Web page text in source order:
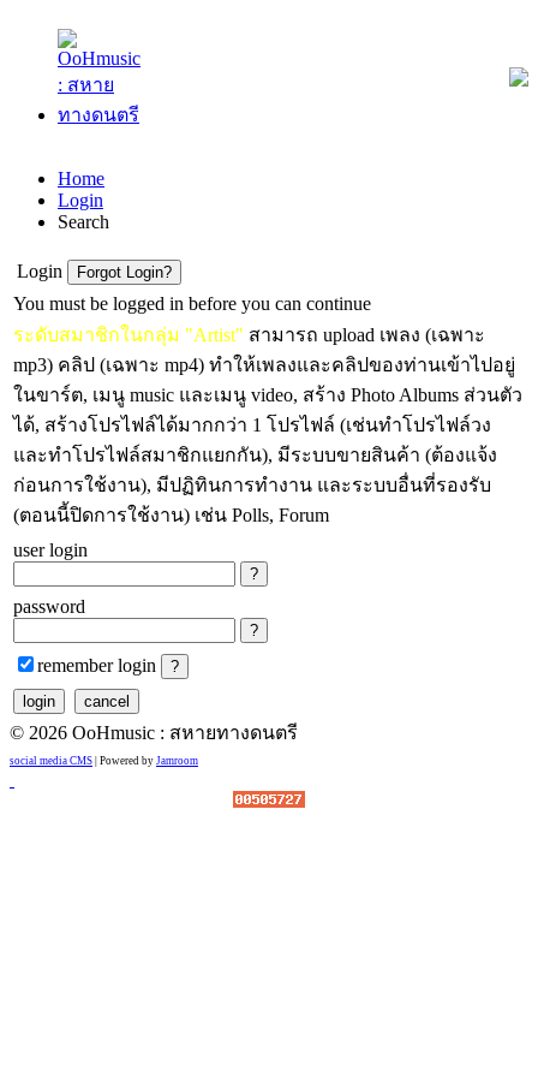
Home
Login
Search
Login
You must be logged in before you can continue
ระดับสมาชิกในกลุ่ม "Artist" สามารถ upload เพลง (เฉพาะ
mp3) คลิป (เฉพาะ mp4) ทำให้เพลงและคลิปของท่านเข้าไปอยู่
ในขาร์ต, เมนู music และเมนู video, สร้าง Photo Albums ส่วนตัว
ได้, สร้างโปรไฟล์ได้มากกว่า 1 โปรไฟล์ (เช่นทำโปรไฟล์วง
และทำโปรไฟล์สมาชิกแยกกัน), มีระบบขายสินค้า (ต้องแจ้ง
ก่อนการใช้งาน), มีปฏิทินการทำงาน และระบบอื่นที่รองรับ
(ตอนนี้ปิดการใช้งาน) เช่น Polls, Forum
user login
password
remember login
© 2026 OoHmusic : สหายทางดนตรี
social media CMS | Powered by Jamroom